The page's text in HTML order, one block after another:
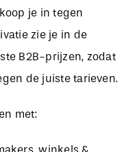
zie je in de
B2B-prijzen, zodat
de juiste tarieven.
met: